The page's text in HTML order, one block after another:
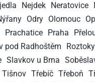
Nejdek Neratovice
Odry Olomouc
Prachatice Praha
pod Radhoštěm Roztoky
Slavkov u Brna
Tišnov Třebíč Třeboň